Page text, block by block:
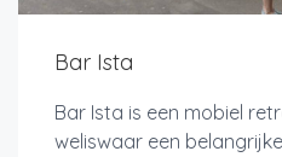
Bar Ista
Bar Ista is een mobiel
weliswaar een